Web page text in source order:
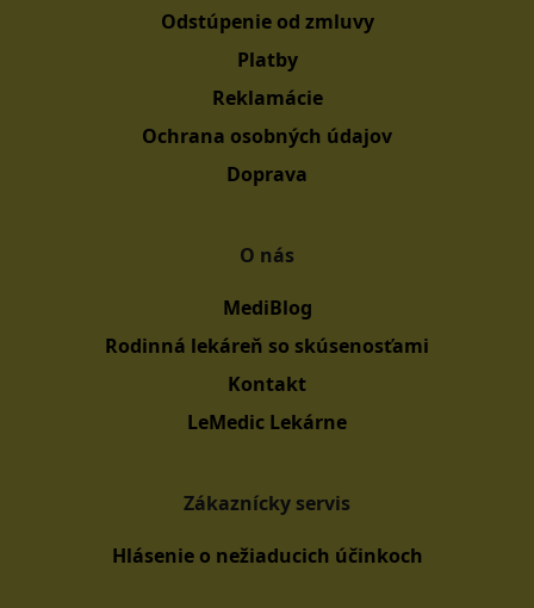
Odstúpenie od zmluvy
Platby
Reklamácie
Ochrana osobných údajov
Doprava
O nás
MediBlog
Rodinná lekáreň so skúsenosťami
Kontakt
LeMedic Lekárne
Zákaznícky servis
Hlásenie o nežiaducich účinkoch